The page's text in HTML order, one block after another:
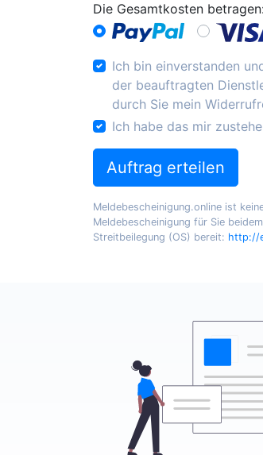
Die Gesamtkosten
Ich bin einverstanden
der beauftragten
durch Sie mein
Ich habe das mir
Auftrag erteilen
Meldebescheinigung.online ist
Meldebescheinigung für Sie
Streitbeilegung (OS) bereit: http://